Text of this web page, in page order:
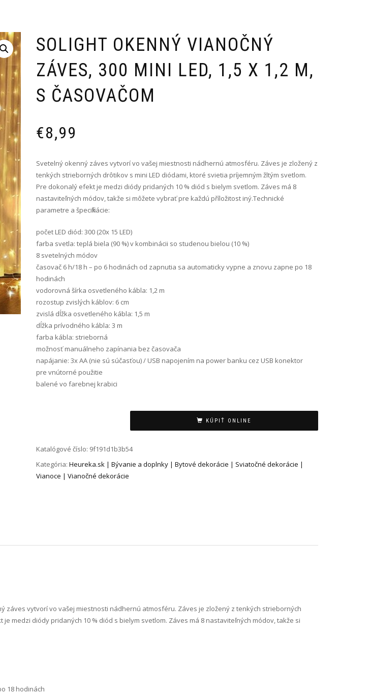
SOLIGHT OKENNÝ VIANOČNÝ
ZÁVES, 300 MINI LED, 1,5 X 1,2 M,
S ČASOVAČOM
€8,99
Svetelný okenný záves vytvorí vo vašej miestnosti nádhernú atmosféru. Záves je zložený z
tenkých strieborných drôtikov s mini LED diódami, ktoré svietia príjemným žltým svetlom.
Pre dokonalý efekt je medzi diódy pridaných 10 % diód s bielym svetlom. Záves má 8
nastaviteľných módov, takže si môžete vybrať pre každú příložitost iný.Technické
parametre a špecifikácie:
počet LED diód: 300 (20x 15 LED)
farba svetla: teplá biela (90 %) v kombinácii so studenou bielou (10 %)
8 svetelných módov
časovač 6 h/18 h – po 6 hodinách od zapnutia sa automaticky vypne a znovu zapne po 18
hodinách
vodorovná šírka osvetleného kábla: 1,2 m
rozostup zvislých káblov: 6 cm
zvislá dĺžka osvetleného kábla: 1,5 m
dĺžka prívodného kábla: 3 m
farba kábla: strieborná
možnosť manuálneho zapínania bez časovača
napájanie: 3x AA (nie sú súčasťou) / USB napojením na power banku cez USB konektor
pre vnútorné použitie
balené vo farebnej krabici
KÚPIŤ ONLINE
Katalógové číslo: 9f191d1b3b54
Kategória: Heureka.sk | Bývanie a doplnky | Bytové dekorácie | Sviatočné dekorácie |
Vianoce | Vianočné dekorácie
záves vytvorí vo vašej miestnosti nádhernú atmosféru. Záves je zložený z tenkých strieborných
medzi diódy pridaných 10 % diód s bielym svetlom. Záves má 8 nastaviteľných módov, takže si
18 hodinách